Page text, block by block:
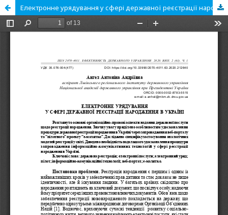
Електронне урядування у сфері державної реєстрації народження в Україні